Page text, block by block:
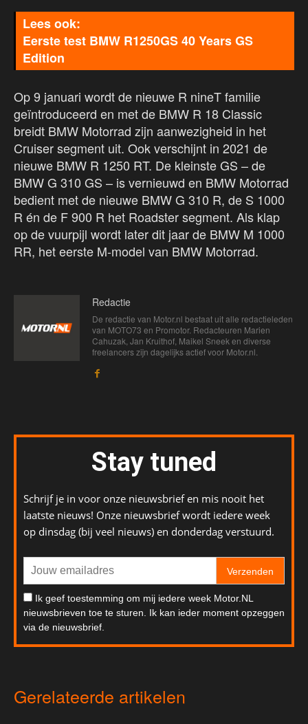
Eerste test BMW R1250GS 40 Years GS
Edition
Op 9 januari wordt de nieuwe R nineT familie
geïntroduceerd en met de BMW R 18 Classic
breidt BMW Motorrad zijn aanwezigheid in het
Cruiser segment uit. Ook verschijnt in 2021 de
nieuwe BMW R 1250 RT. De kleinste GS – de
BMW G 310 GS – is vernieuwd en BMW Motorrad
bedient met de nieuwe BMW G 310 R, de S 1000
R én de F 900 R het Roadster segment. Als klap
op de vuurpijl wordt later dit jaar de BMW M 1000
RR, het eerste M-model van BMW Motorrad.
Redactie
De redactie van Motor.nl bestaat uit alle redactieleden
van MOTO73 en Promotor. Redacteuren Marien
Cahuzak, Jan Kruithof, Maikel Sneek en diverse
freelancers zijn dagelijks actief voor Motor.nl.
Stay tuned
Schrijf je in voor onze nieuwsbrief en mis nooit het
laatste nieuws! Onze nieuwsbrief wordt iedere week
op dinsdag (bij veel nieuws) en donderdag verstuurd.
Verzenden
Ik geef toestemming om mij iedere week Motor.NL
nieuwsbrieven toe te sturen. Ik kan ieder moment opzeggen
via de nieuwsbrief.
Gerelateerde artikelen